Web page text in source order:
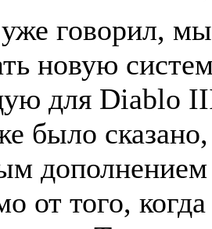
говорил,
новую
для Diablo
было
дополнением
от того,